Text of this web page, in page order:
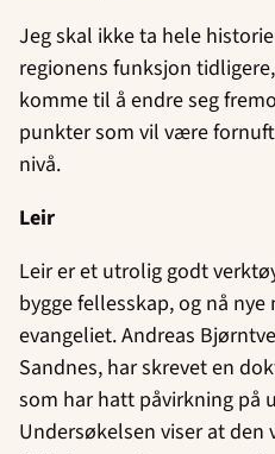
Jeg skal ikke ta hele
regionens funksjon
komme til å endre seg
punkter som vil være
nivå.
Leir
Leir er et utrolig godt
bygge fellesskap, og nå
evangeliet. Andreas
Sandnes, har skrevet en
som har hatt påvirkning på
Undersøkelsen viser at